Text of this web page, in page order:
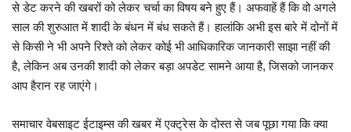
से डेट करने की खबरों को लेकर चर्चा का विषय बने हुए हैं। अफवाहें हैं कि वो अगले
साल की शुरुआत में शादी के बंधन में बंध सकते हैं। हालांकि अभी इस बारे में दोनों में
से किसी ने भी अपने रिश्ते को लेकर कोई भी आधिकारिक जानकारी साझा नहीं की
है, लेकिन अब उनकी शादी को लेकर बड़ा अपडेट सामने आया है, जिसको जानकर
आप हैरान रह जाएंगे।
समाचार वेबसाइट ईटाइम्स की खबर में एक्ट्रेस के दोस्त से जब पूछा गया कि क्या